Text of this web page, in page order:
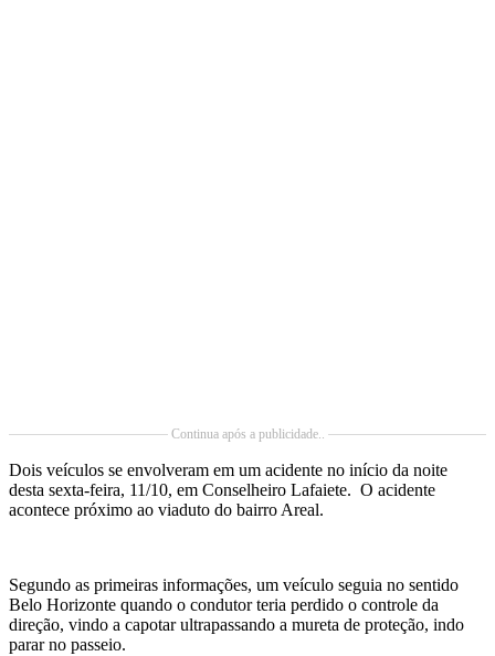
Continua após a publicidade..
Dois veículos se envolveram em um acidente no início da noite
desta sexta-feira, 11/10, em Conselheiro Lafaiete. O acidente
acontece próximo ao viaduto do bairro Areal.
Segundo as primeiras informações, um veículo seguia no sentido
Belo Horizonte quando o condutor teria perdido o controle da
direção, vindo a capotar ultrapassando a mureta de proteção, indo
parar no passeio.